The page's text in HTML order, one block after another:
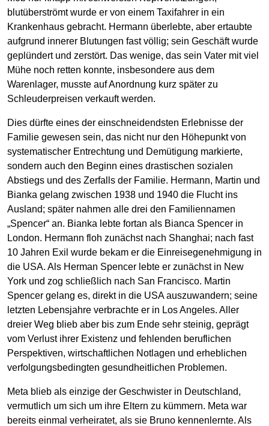
blutüberströmt wurde er von einem Taxifahrer in ein
Krankenhaus gebracht. Hermann überlebte, aber ertaubte
aufgrund innerer Blutungen fast völlig; sein Geschäft wurde
geplündert und zerstört. Das wenige, das sein Vater mit viel
Mühe noch retten konnte, insbesondere aus dem
Warenlager, musste auf Anordnung kurz später zu
Schleuderpreisen verkauft werden.
Dies dürfte eines der einschneidendsten Erlebnisse der
Familie gewesen sein, das nicht nur den Höhepunkt von
systematischer Entrechtung und Demütigung markierte,
sondern auch den Beginn eines drastischen sozialen
Abstiegs und des Zerfalls der Familie. Hermann, Martin und
Bianka gelang zwischen 1938 und 1940 die Flucht ins
Ausland; später nahmen alle drei den Familiennamen
„Spencer“ an. Bianka lebte fortan als Bianca Spencer in
London. Hermann floh zunächst nach Shanghai; nach fast
10 Jahren Exil wurde bekam er die Einreisegenehmigung in
die USA. Als Herman Spencer lebte er zunächst in New
York und zog schließlich nach San Francisco. Martin
Spencer gelang es, direkt in die USA auszuwandern; seine
letzten Lebensjahre verbrachte er in Los Angeles. Aller
dreier Weg blieb aber bis zum Ende sehr steinig, geprägt
vom Verlust ihrer Existenz und fehlenden beruflichen
Perspektiven, wirtschaftlichen Notlagen und erheblichen
verfolgungsbedingten gesundheitlichen Problemen.
Meta blieb als einzige der Geschwister in Deutschland,
vermutlich um sich um ihre Eltern zu kümmern. Meta war
bereits einmal verheiratet, als sie Bruno kennenlernte. Als